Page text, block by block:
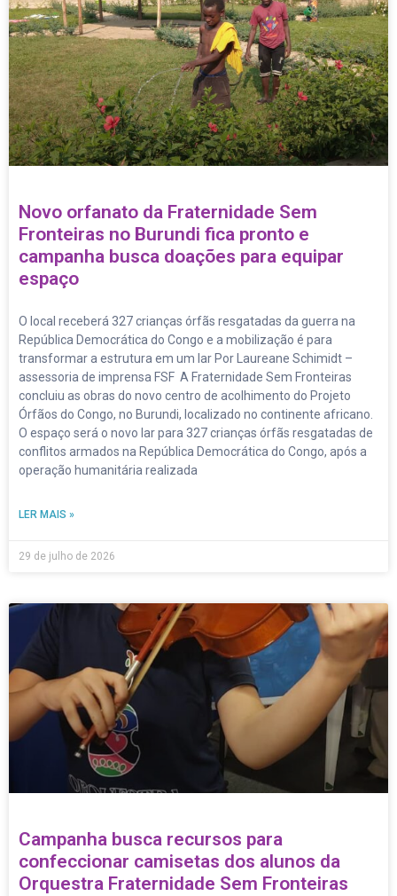
Novo orfanato da Fraternidade Sem
Fronteiras no Burundi fica pronto e
campanha busca doações para equipar
espaço
O local receberá 327 crianças órfãs resgatadas da guerra na
República Democrática do Congo e a mobilização é para
transformar a estrutura em um lar Por Laureane Schimidt –
assessoria de imprensa FSF A Fraternidade Sem Fronteiras
concluiu as obras do novo centro de acolhimento do Projeto
Órfãos do Congo, no Burundi, localizado no continente africano.
O espaço será o novo lar para 327 crianças órfãs resgatadas de
conflitos armados na República Democrática do Congo, após a
operação humanitária realizada
LER MAIS »
29 de julho de 2026
Campanha busca recursos para
confeccionar camisetas dos alunos da
Orquestra Fraternidade Sem Fronteiras